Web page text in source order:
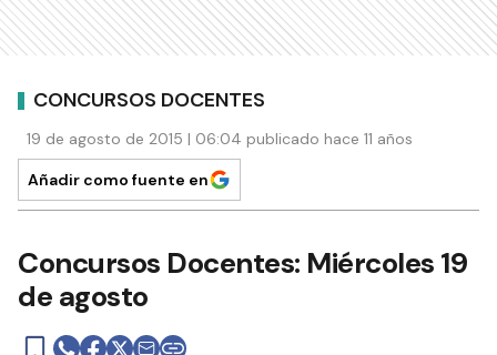
CONCURSOS DOCENTES
19 de agosto de 2015 | 06:04 publicado hace 11 años
Añadir como fuente en
Concursos Docentes: Miércoles 19
de agosto